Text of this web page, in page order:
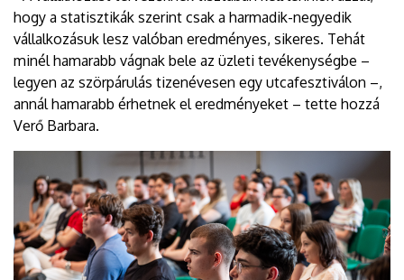
hogy a statisztikák szerint csak a harmadik-negyedik
vállalkozásuk lesz valóban eredményes, sikeres. Tehát
minél hamarabb vágnak bele az üzleti tevékenységbe –
legyen az szörpárulás tizenévesen egy utcafesztiválon –,
annál hamarabb érhetnek el eredményeket – tette hozzá
Verő Barbara.